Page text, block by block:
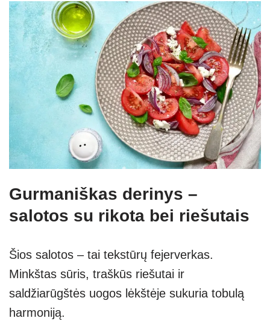
Gurmaniškas derinys –
salotos su rikota bei riešutais
Šios salotos – tai tekstūrų fejerverkas.
Minkštas sūris, traškūs riešutai ir
saldžiarūgštės uogos lėkštėje sukuria tobulą
harmoniją.